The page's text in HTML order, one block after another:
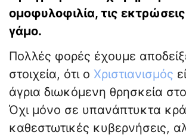
ομοφυλοφιλία, τις
γάμο.
Πολλές φορές έχουμε
στοιχεία, ότι ο Χριστιανισμός
άγρια διωκόμενη θρησκεία
Όχι μόνο σε υπανάπτυκτα
καθεστωτικές κυβερνήσεις,